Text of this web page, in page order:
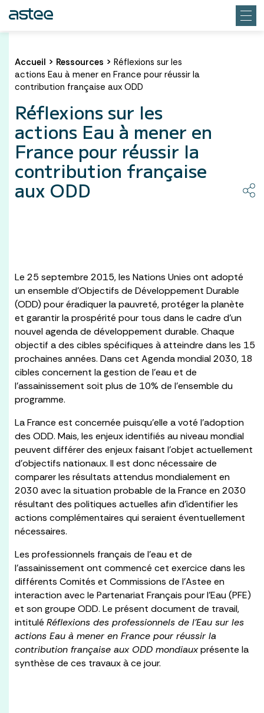
Accueil > Ressources > Réflexions sur les
actions Eau à mener en France pour réussir la
contribution française aux ODD
Réflexions sur les
actions Eau à mener en
France pour réussir la
contribution française
aux ODD
Le 25 septembre 2015, les Nations Unies ont adopté
un ensemble d’Objectifs de Développement Durable
(ODD) pour éradiquer la pauvreté, protéger la planète
et garantir la prospérité pour tous dans le cadre d’un
nouvel agenda de développement durable. Chaque
objectif a des cibles spécifiques à atteindre dans les 15
prochaines années. Dans cet Agenda mondial 2030, 18
cibles concernent la gestion de l’eau et de
l’assainissement soit plus de 10% de l’ensemble du
programme.
La France est concernée puisqu’elle a voté l’adoption
des ODD. Mais, les enjeux identifiés au niveau mondial
peuvent différer des enjeux faisant l’objet actuellement
d’objectifs nationaux. Il est donc nécessaire de
comparer les résultats attendus mondialement en
2030 avec la situation probable de la France en 2030
résultant des politiques actuelles afin d’identifier les
actions complémentaires qui seraient éventuellement
nécessaires.
Les professionnels français de l’eau et de
l’assainissement ont commencé cet exercice dans les
différents Comités et Commissions de l’Astee en
interaction avec le Partenariat Français pour l’Eau (PFE)
et son groupe ODD. Le présent document de travail,
intitulé Réflexions des professionnels de l’Eau sur les
actions Eau à mener en France pour réussir la
contribution française aux ODD mondiauxprésente la
synthèse de ces travaux à ce jour.